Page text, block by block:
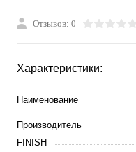
Отзывов: 0
Характеристики:
Наименование
Производитель
FINISH